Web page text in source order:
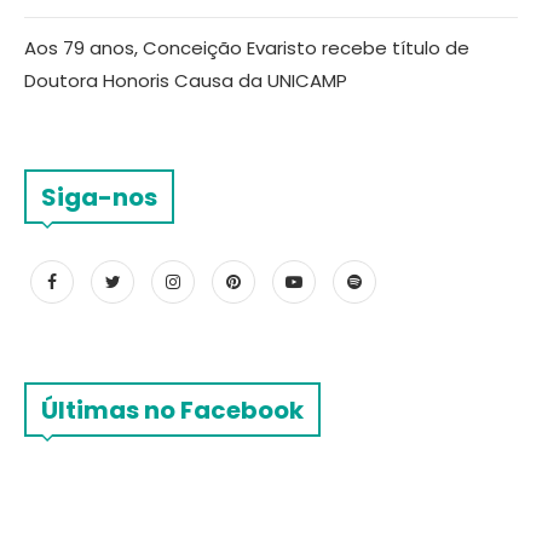
Aos 79 anos, Conceição Evaristo recebe título de
Doutora Honoris Causa da UNICAMP
Siga-nos
Últimas no Facebook